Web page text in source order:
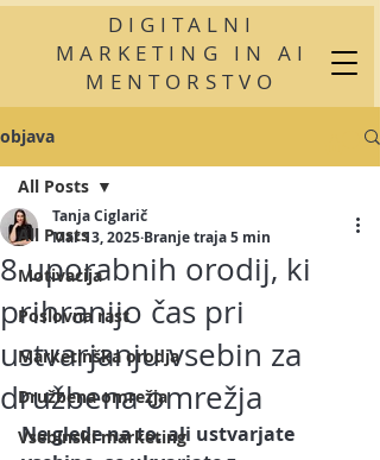
DIGITALNI
MARKETING IN AI
MENTORSTVO
objava
All Posts
Motivacija
Poslovna rast
Marketinška orodja
Družbena omrežja
Vsebinski marketing
All Posts
8 uporabnih orodij, ki
prihranijo čas pri
ustvarjanju vsebin za
družbena omrežja
Tanja Ciglarič
Mar 13, 2025 Branje traja 5 min
Ne glede na to, ali ustvarjate